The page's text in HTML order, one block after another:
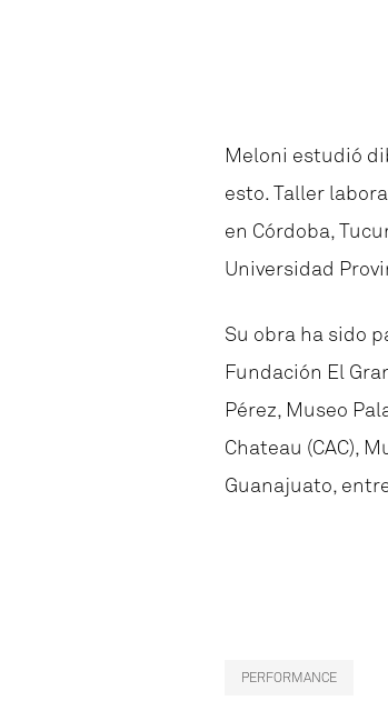
Meloni estudió
esto. Taller
en Córdoba,
Universidad
Su obra ha sido
Fundación El
Pérez, Museo
Chateau (CAC),
Guanajuato,
PERFORMANCE